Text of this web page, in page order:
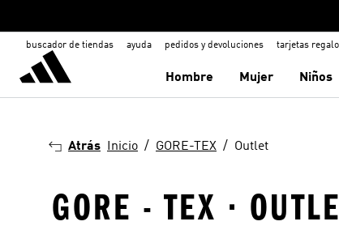
buscador de tiendas ayuda pedidos y devoluciones tarjetas regalo
Hombre Mujer Niños
Atrás Inicio GORE-TEX Outlet
GORE - TEX ·